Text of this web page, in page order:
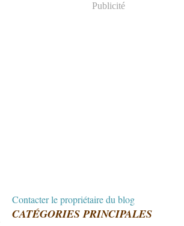
Publicité
Contacter le propriétaire du blog
CATÉGORIES PRINCIPALES